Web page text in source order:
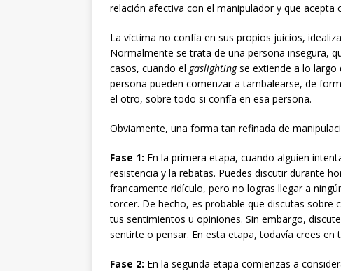
relación afectiva con el manipulador y que
La víctima no confía en sus propios juicios,
Normalmente se trata de una persona insegura,
casos, cuando el gaslightingse extiende a lo largo
persona pueden comenzar a tambalearse, de
el otro, sobre todo si confía en esa persona.
Obviamente, una forma tan refinada de
Fase 1: En la primera etapa, cuando alguien
resistencia y la rebatas. Puedes discutir durante
francamente ridículo, pero no logras llegar a
torcer. De hecho, es probable que discutas
tus sentimientos u opiniones. Sin embargo,
sentirte o pensar. En esta etapa, todavía crees
Fase 2: En la segunda etapa comienzas a